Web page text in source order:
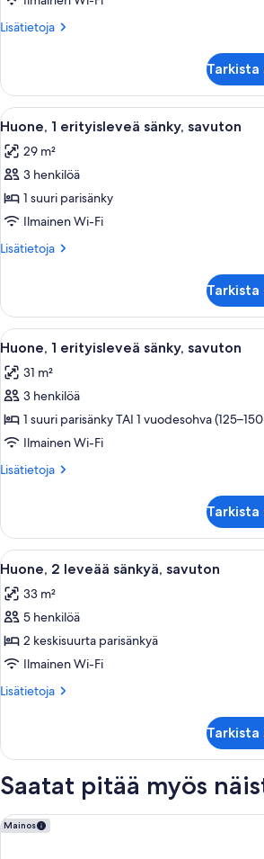
parisänky,
esteetön,
kielletty
kuvat
Lisätietoja
Lisätietoja
suuri
parisänky,
esteetön,
kielletty
Tarkista
Avaa
kaikki
huonetyypin
Huone,
1
erityisleveä
sänky,
savuton
3
Huone, 1 erityisleveä sänky, savuton
29 m²
3 henkilöä
1 suuri parisänky
Ilmainen Wi-Fi
Lisätietoja
Lisätietoja
erityisleveä
sänky,
savuton
Tarkista
Avaa
kaikki
huonetyypin
Huone,
1
erityisleveä
sänky,
savuton
5
Huone, 1 erityisleveä sänky, savuton
31 m²
3 henkilöä
1 suuri parisänky TAI 1 vuodesohva
Ilmainen Wi-Fi
Lisätietoja
Lisätietoja
erityisleveä
sänky,
savuton
Tarkista
Avaa
kaikki
huonetyypin
Huone,
2
leveää
sänkyä,
savuton
4
Huone, 2 leveää sänkyä, savuton
33 m²
5 henkilöä
2 keskisuurta parisänkyä
Ilmainen Wi-Fi
Lisätietoja
Lisätietoja
leveää
savuton
Tarkista
Saatat pitää myös
Mainos
Motel 6 Butte, MT - Historic City Center